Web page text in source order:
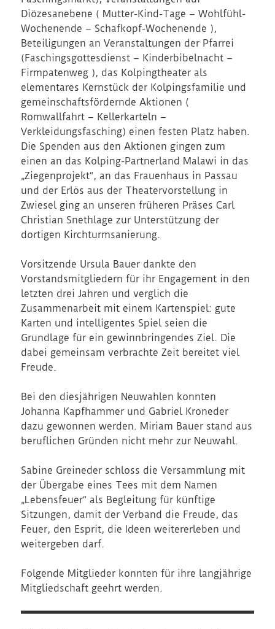
Diözesanebene ( Mutter-Kind-Tage – Wohlfühl-
Wochenende – Schafkopf-Wochenende ),
Beteiligungen an Veranstaltungen der Pfarrei
(Faschingsgottesdienst – Kinderbibelnacht –
Firmpatenweg ), das Kolpingtheater als
elementares Kernstück der Kolpingsfamilie und
gemeinschaftsfördernde Aktionen (
Romwallfahrt – Kellerkarteln –
Verkleidungsfasching) einen festen Platz haben.
Die Spenden aus den Aktionen gingen zum
einen an das Kolping-Partnerland Malawi in das
„Ziegenprojekt“, an das Frauenhaus in Passau
und der Erlös aus der Theatervorstellung in
Zwiesel ging an unseren früheren Präses Carl
Christian Snethlage zur Unterstützung der
dortigen Kirchturmsanierung.
Vorsitzende Ursula Bauer dankte den
Vorstandsmitgliedern für ihr Engagement in den
letzten drei Jahren und verglich die
Zusammenarbeit mit einem Kartenspiel: gute
Karten und intelligentes Spiel seien die
Grundlage für ein gewinnbringendes Ziel. Die
dabei gemeinsam verbrachte Zeit bereitet viel
Freude.
Bei den diesjährigen Neuwahlen konnten
Johanna Kapfhammer und Gabriel Kroneder
dazu gewonnen werden. Miriam Bauer stand aus
beruflichen Gründen nicht mehr zur Neuwahl.
Sabine Greineder schloss die Versammlung mit
der Übergabe eines Tees mit dem Namen
„Lebensfeuer“ als Begleitung für künftige
Sitzungen, damit der Verband die Freude, das
Feuer, den Esprit, die Ideen weitererleben und
weitergeben darf.
Folgende Mitglieder konnten für ihre langjährige
Mitgliedschaft geehrt werden.